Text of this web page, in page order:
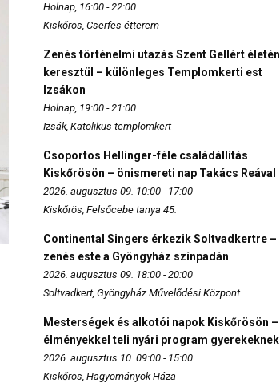
Holnap, 16:00 - 22:00
Kiskőrös, Cserfes étterem
Zenés történelmi utazás Szent Gellért életén
keresztül – különleges Templomkerti est
Izsákon
Holnap, 19:00 - 21:00
Izsák, Katolikus templomkert
Csoportos Hellinger-féle családállítás
Kiskőrösön – önismereti nap Takács Reával
2026. augusztus 09. 10:00 - 17:00
Kiskőrös, Felsőcebe tanya 45.
Continental Singers érkezik Soltvadkertre –
zenés este a Gyöngyház színpadán
2026. augusztus 09. 18:00 - 20:00
Soltvadkert, Gyöngyház Művelődési Központ
Mesterségek és alkotói napok Kiskőrösön –
élményekkel teli nyári program gyerekeknek
2026. augusztus 10. 09:00 - 15:00
Kiskőrös, Hagyományok Háza